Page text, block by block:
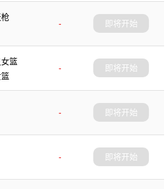
-
即将开始
篮
-
即将开始
-
即将开始
-
即将开始